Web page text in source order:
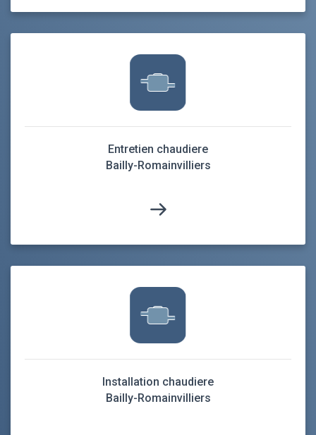
Entretien chaudiere
Bailly-Romainvilliers
Installation chaudiere
Bailly-Romainvilliers